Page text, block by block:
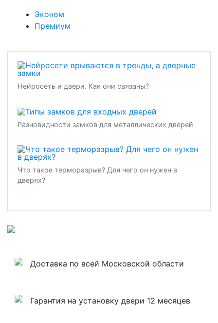
Эконом
Премиум
Нейросеть и двери. Как они связаны?
Разновидности замков для металлических дверей
Что такое терморазрыв? Для чего он нужен в
дверях?
Доставка по всей Московской области
Гарантия на установку двери 12 месяцев